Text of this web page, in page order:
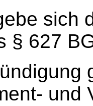
sich
§ 627
und